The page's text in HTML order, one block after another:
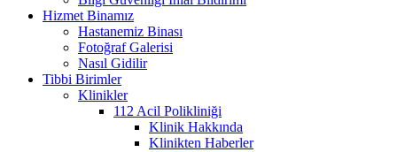
Hizmet Binamız
Hastanemiz Binası
Fotoğraf Galerisi
Nasıl Gidilir
Tibbi Birimler
Klinikler
112 Acil Polikliniği
Klinik Hakkında
Klinikten Haberler